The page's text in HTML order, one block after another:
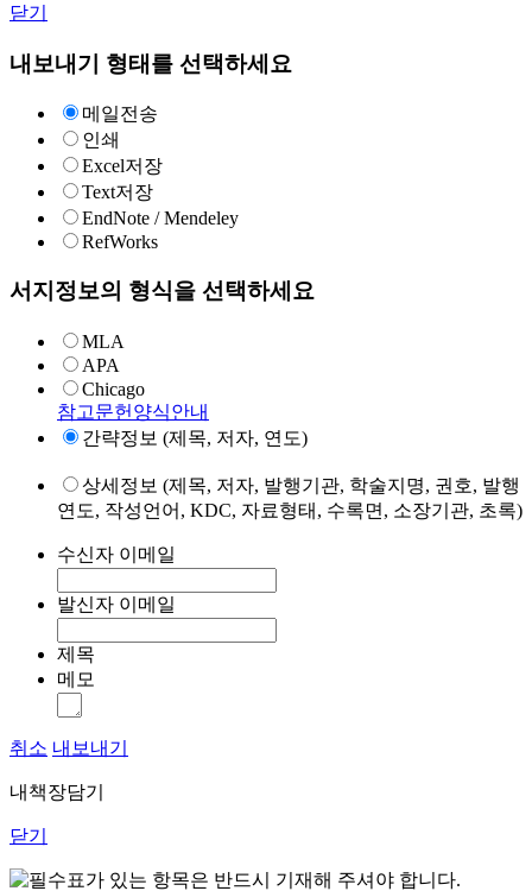
닫기
내보내기 형태를 선택하세요
메일전송
인쇄
Excel저장
Text저장
EndNote / Mendeley
RefWorks
서지정보의 형식을 선택하세요
MLA
APA
Chicago
참고문헌양식안내
간략정보 (제목, 저자, 연도)
상세정보 (제목, 저자, 발행기관, 학술지명, 권호, 발행
연도, 작성언어, KDC, 자료형태, 수록면, 소장기관, 초록)
수신자 이메일
발신자 이메일
제목
메모
취소 내보내기
내책장담기
닫기
표가 있는 항목은 반드시 기재해 주셔야 합니다.